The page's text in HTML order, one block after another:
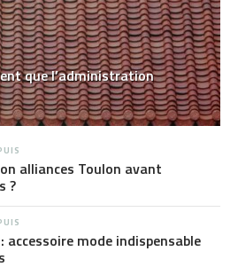
que l’administration
alliances Toulon avant
?
mode indispensable